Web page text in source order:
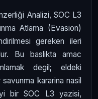
Analizi, SOC L3
Atlama (Evasion)
gereken ileri
Bu baslikta amac
degil; eldeki
kararina nasil
bir SOC L3 yazisi,